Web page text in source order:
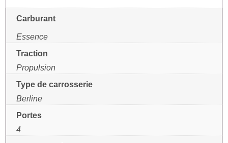
Carburant
Essence
Traction
Propulsion
Type de carrosserie
Berline
Portes
4